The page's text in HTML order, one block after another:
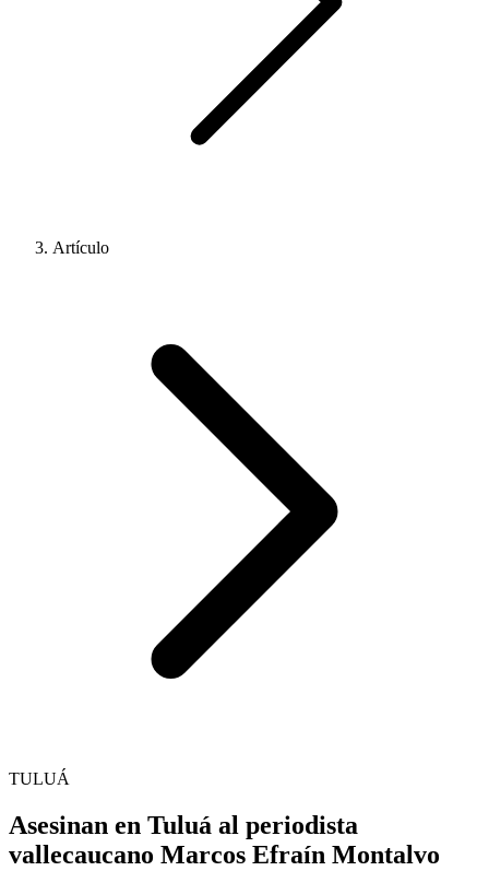
Artículo
TULUÁ
Asesinan en Tuluá al periodista
vallecaucano Marcos Efraín Montalvo